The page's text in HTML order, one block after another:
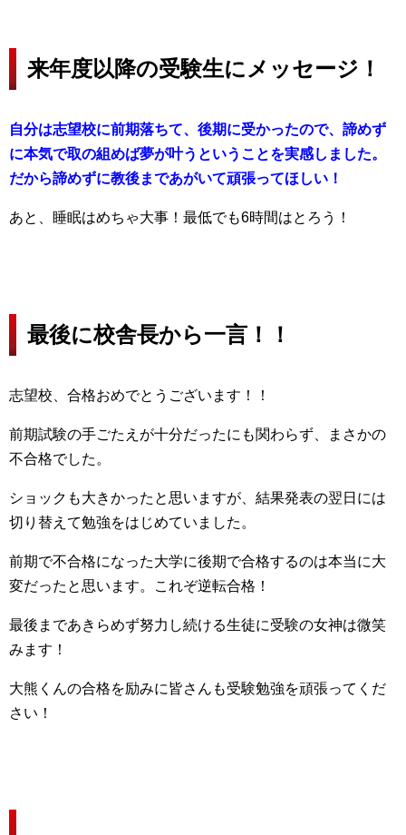
来年度以降の受験生にメッセージ！
自分は志望校に前期落ちて、後期に受かったので、諦めず
に本気で取の組めば夢が叶うということを実感しました。
だから諦めずに教後まであがいて頑張ってほしい！
あと、睡眠はめちゃ大事！最低でも6時間はとろう！
最後に校舎長から一言！！
志望校、合格おめでとうございます！！
前期試験の手ごたえが十分だったにも関わらず、まさかの
不合格でした。
ショックも大きかったと思いますが、結果発表の翌日には
切り替えて勉強をはじめていました。
前期で不合格になった大学に後期で合格するのは本当に大
変だったと思います。これぞ逆転合格！
最後まであきらめず努力し続ける生徒に受験の女神は微笑
みます！
大熊くんの合格を励みに皆さんも受験勉強を頑張ってくだ
さい！